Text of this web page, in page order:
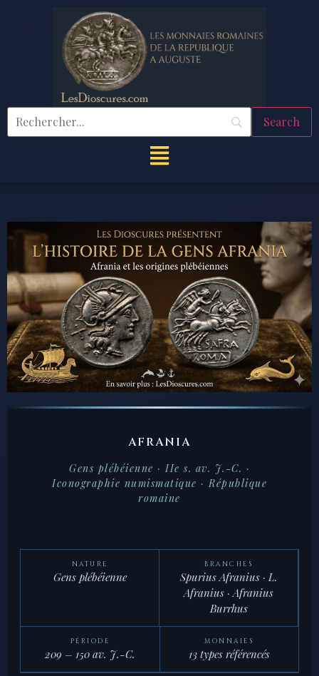
AFRANIA
Gens plébéienne · IIe s. av. J.-C. ·
Iconographie numismatique · République
romaine
NATURE
Gens plébéienne
BRANCHES
Spurius Afranius · L.
Afranius · Afranius
Burrhus
PÉRIODE
209 – 150 av. J.-C.
MONNAIES
13 types référencés